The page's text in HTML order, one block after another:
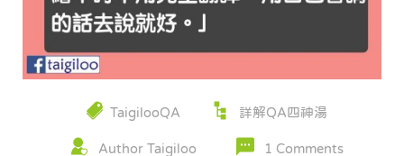
TaigilooQA 詳解QA四神湯
Author Taigiloo 1 Comments